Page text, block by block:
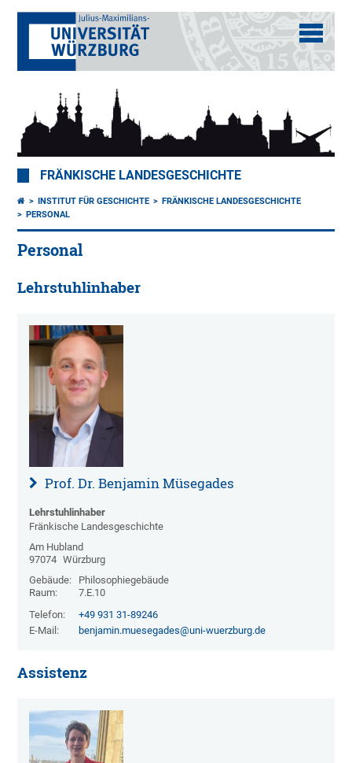
FRÄNKISCHE LANDESGESCHICHTE
INSTITUT FÜR GESCHICHTE
FRÄNKISCHE LANDESGESCHICHTE
PERSONAL
Personal
Lehrstuhlinhaber
Prof. Dr. Benjamin Müsegades
Lehrstuhlinhaber
Fränkische Landesgeschichte
Am Hubland
97074 Würzburg
Gebäude:
Philosophiegebäude
Raum:
7.E.10
Telefon:
+49 931 31-89246
E-Mail:
benjamin.muesegades@uni-wuerzburg.de
Assistenz